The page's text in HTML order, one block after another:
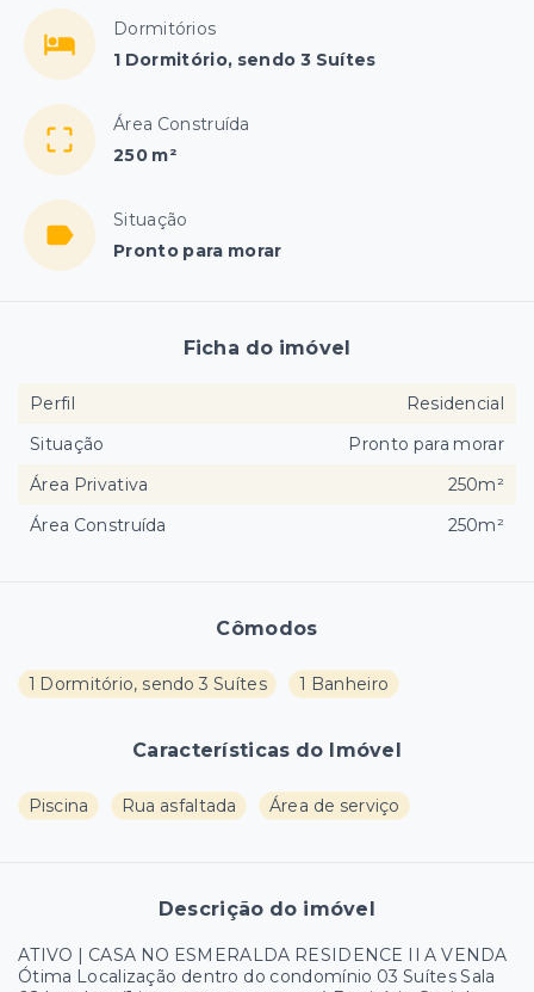
Dormitórios
1 Dormitório, sendo 3 Suítes
Área Construída
250 m²
Situação
Pronto para morar
Cômodos
1 Dormitório, sendo 3 Suítes 1 Banheiro
Características do Imóvel
Piscina Rua asfaltada Área de serviço
Descrição do imóvel
ATIVO | CASA NO ESMERALDA RESIDENCE II A VENDA
Ótima Localização dentro do condomínio 03 Suítes Sala
Ficha do imóvel
Perfil
Residencial
Situação
Pronto para morar
Área Privativa
250m²
Área Construída
250m²